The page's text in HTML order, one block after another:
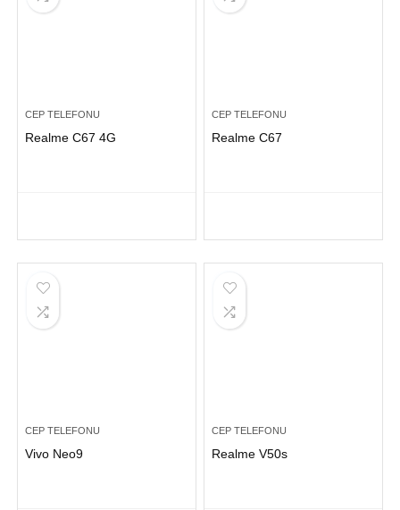
CEP TELEFONU
Realme C67 4G
CEP TELEFONU
Realme C67
CEP TELEFONU
Vivo Neo9
CEP TELEFONU
Realme V50s